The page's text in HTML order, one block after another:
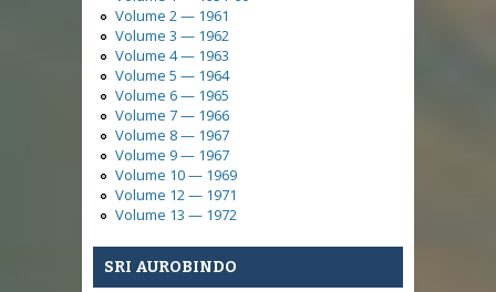
Volume 2 — 1961
Volume 3 — 1962
Volume 4 — 1963
Volume 5 — 1964
Volume 6 — 1965
Volume 7 — 1966
Volume 8 — 1967
Volume 9 — 1967
Volume 10 — 1969
Volume 12 — 1971
Volume 13 — 1972
SRI AUROBINDO